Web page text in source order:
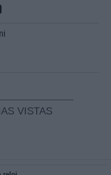
VISTAS